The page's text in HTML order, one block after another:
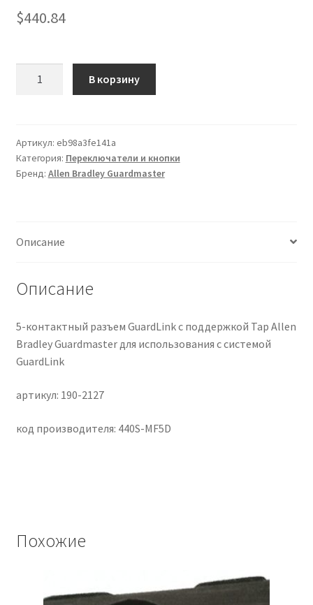
$440.84
GuardLink
abilitato
Tap
per
con
Sistema
В корзину
Артикул: eb98a3fe141a
Категория: Переключатели и кнопки
Бренд: Allen Bradley Guardmaster
Описание
Описание
5-контактный разъем GuardLink с поддержкой Tap Allen
Bradley Guardmaster для использования с системой
GuardLink
артикул: 190-2127
код производителя: 440S-MF5D
Похожие